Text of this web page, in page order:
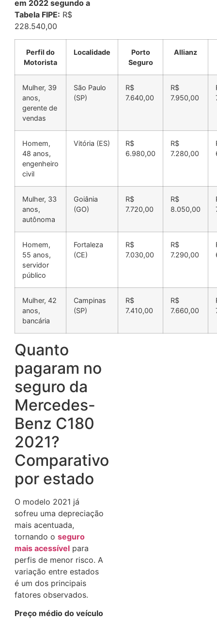
em 2022 segundo a
Tabela FIPE: R$
228.540,00
Perfil do
Motorista
Localidade
Porto
Seguro
Allianz
Mulher, 39
anos,
gerente de
vendas
São Paulo
(SP)
R$
7.640,00
R$
7.950,00
Homem,
48 anos,
engenheiro
civil
Vitória (ES)
R$
6.980,00
R$
7.280,00
Mulher, 33
anos,
autônoma
Goiânia
(GO)
R$
7.720,00
R$
8.050,00
Homem,
55 anos,
servidor
público
Fortaleza
(CE)
R$
7.030,00
R$
7.290,00
Mulher, 42
anos,
bancária
Campinas
(SP)
R$
7.410,00
R$
7.660,00
Quanto
pagaram no
seguro da
Mercedes-
Benz C180
2021?
Comparativo
por estado
O modelo 2021 já
sofreu uma depreciação
mais acentuada,
tornando o seguro
mais acessível para
perfis de menor risco. A
variação entre estados
é um dos principais
fatores observados.
Preço médio do veículo